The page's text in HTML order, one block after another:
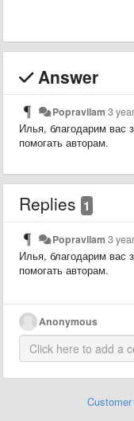
Answer
Popravilam 3
Илья, благодарим вас
помогать авторам.
Replies 1
Popravilam 3
Илья, благодарим вас
помогать авторам.
Anonymous